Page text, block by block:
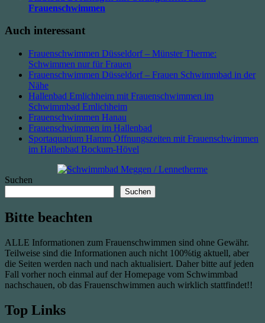
Frauenschwimmen
Auch interessant
Frauenschwimmen Düsseldorf – Münster Therme:
Schwimmen nur für Frauen
Frauenschwimmen Düsseldorf – Frauen Schwimmbad in der
Nähe
Hallenbad Emlichheim mit Frauenschwimmen im
Schwimmbad Emlichheim
Frauenschwimmen Hanau
Frauenschwimmen im Hallenbad
Sportaquarium Hamm Öffnungszeiten mit Frauenschwimmen
im Hallenbad Bockum-Hövel
Suchen
Suchen
Bitte beachten
ALLE Informationen zum Frauenschwimmen sind ohne Gewähr.
Teilweise sind die Informationen auch nicht 100%tig aktuell, aber
die Seiten werden nach und nach aktualisiert. Daher bitte auf jeden
Fall vorher noch einmal auf der Homepage vom Schwimmbad
nachschauen, ob das Frauenschwimmen auch wirklich stattfindet!!
Top Links